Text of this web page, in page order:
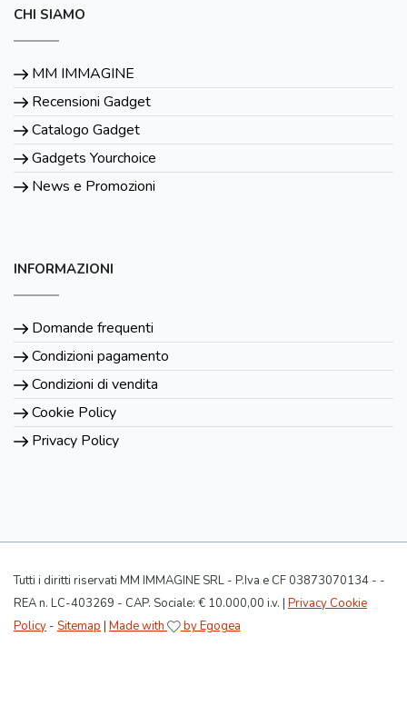
CHI SIAMO
MM IMMAGINE
Recensioni Gadget
Catalogo Gadget
Gadgets Yourchoice
News e Promozioni
INFORMAZIONI
Domande frequenti
Condizioni pagamento
Condizioni di vendita
Cookie Policy
Privacy Policy
Tutti i diritti riservati MM IMMAGINE SRL - P.Iva e CF 03873070134 - -
REA n. LC-403269 - CAP. Sociale: € 10.000,00 i.v. | Privacy Cookie
Policy - Sitemap | Made with by Egogea